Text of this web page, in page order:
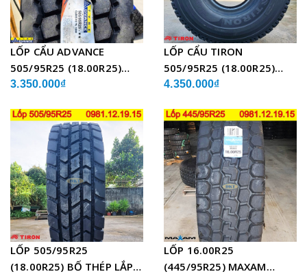
LỐP CẨU ADVANCE
505/95R25 (18.00R25)
GLB05 BỐ THÉP
3.350.000₫
LỐP CẨU TIRON
505/95R25 (18.00R25)
TCH21 BỐ THÉP
4.350.000₫
LỐP 505/95R25
(18.00R25) BỐ THÉP LẮP
LỐP 16.00R25
(445/95R25) MAXAM